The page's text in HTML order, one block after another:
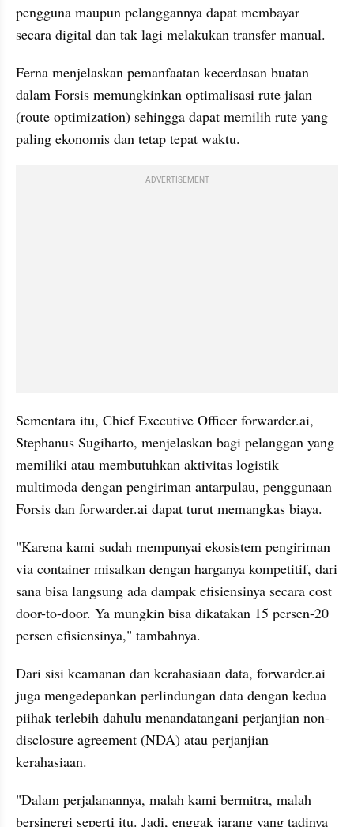
pengguna maupun pelanggannya dapat membayar
secara digital dan tak lagi melakukan transfer manual.
Ferna menjelaskan pemanfaatan kecerdasan buatan
dalam Forsis memungkinkan optimalisasi rute jalan
(route optimization) sehingga dapat memilih rute yang
paling ekonomis dan tetap tepat waktu.
ADVERTISEMENT
Sementara itu, Chief Executive Officer forwarder.ai,
Stephanus Sugiharto, menjelaskan bagi pelanggan yang
memiliki atau membutuhkan aktivitas logistik
multimoda dengan pengiriman antarpulau, penggunaan
Forsis dan forwarder.ai dapat turut memangkas biaya.
"Karena kami sudah mempunyai ekosistem pengiriman
via container misalkan dengan harganya kompetitif, dari
sana bisa langsung ada dampak efisiensinya secara cost
door-to-door. Ya mungkin bisa dikatakan 15 persen-20
persen efisiensinya," tambahnya.
Dari sisi keamanan dan kerahasiaan data, forwarder.ai
juga mengedepankan perlindungan data dengan kedua
piihak terlebih dahulu menandatangani perjanjian non-
disclosure agreement (NDA) atau perjanjian
kerahasiaan.
"Dalam perjalanannya, malah kami bermitra, malah
bersinergi seperti itu. Jadi, enggak jarang yang tadinya